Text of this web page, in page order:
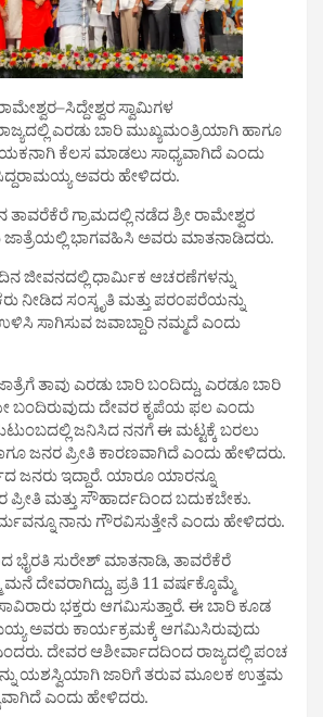
ಸ್ವಾಮಿಗಳ
ಎರಡು ಬಾರಿ ಮುಖ್ಯಮಂತ್ರಿಯಾಗಿ ಹಾಗೂ
ಕೆಲಸ ಮಾಡಲು ಸಾಧ್ಯವಾಗಿದೆ ಎಂದು
ಅವರು ಹೇಳಿದರು.
ಗ್ರಾಮದಲ್ಲಿ ನಡೆದ ಶ್ರೀ ರಾಮೇಶ್ವರ
ಜಾತ್ರೆಯಲ್ಲಿ ಭಾಗವಹಿಸಿ ಅವರು ಮಾತನಾಡಿದರು.
ಜೀವನದಲ್ಲಿ ಧಾರ್ಮಿಕ ಆಚರಣೆಗಳನ್ನು
ನೀಡಿದ ಸಂಸ್ಕೃತಿ ಮತ್ತು ಪರಂಪರೆಯನ್ನು
ಸಾಗಿಸುವ ಜವಾಬ್ದಾರಿ ನಮ್ಮದೆ ಎಂದು
ತಾವು ಎರಡು ಬಾರಿ ಬಂದಿದ್ದು, ಎರಡೂ ಬಾರಿ
ದೇವರ ಕೃಪೆಯ ಫಲ ಎಂದು
ಜನಿಸಿದ ನನಗೆ ಈ ಮಟ್ಟಕ್ಕೆ ಬರಲು
ಜನರ ಪ್ರೀತಿ ಕಾರಣವಾಗಿದೆ ಎಂದು ಹೇಳಿದರು.
ಜನರು ಇದ್ದಾರೆ. ಯಾರೂ ಯಾರನ್ನೂ
ಪ್ರೀತಿ ಮತ್ತು ಸೌಹಾರ್ದದಿಂದ ಬದುಕಬೇಕು.
ನಾನು ಗೌರವಿಸುತ್ತೇನೆ ಎಂದು ಹೇಳಿದರು.
ಭೈರತಿ ಸುರೇಶ್ ಮಾತನಾಡಿ, ತಾವರೆಕೆರೆ
ದೇವರಾಗಿದ್ದು, ಪ್ರತಿ 11 ವರ್ಷಕ್ಕೊಮ್ಮೆ
ಭಕ್ತರು ಆಗಮಿಸುತ್ತಾರೆ. ಈ ಬಾರಿ ಕೂಡ
ಅವರು ಕಾರ್ಯಕ್ರಮಕ್ಕೆ ಆಗಮಿಸಿರುವುದು
ದೇವರ ಆಶೀರ್ವಾದದಿಂದ ರಾಜ್ಯದಲ್ಲಿ ಪಂಚ
ಯಶಸ್ವಿಯಾಗಿ ಜಾರಿಗೆ ತರುವ ಮೂಲಕ ಉತ್ತಮ
ಎಂದು ಹೇಳಿದರು.